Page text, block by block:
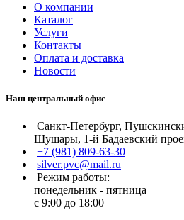
О компании
Каталог
Услуги
Контакты
Оплата и доставка
Новости
Наш центральный офис
Санкт-Петербург,
Шушары, 1-й Бадаевский
+7 (981) 809-63-30
silver.pvc@mail.ru
Режим работы:
понедельник - пятница
с 9:00 до 18:00